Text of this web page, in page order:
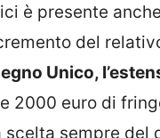
è presente
del
Unico,
2000 euro di
scelta sempre del